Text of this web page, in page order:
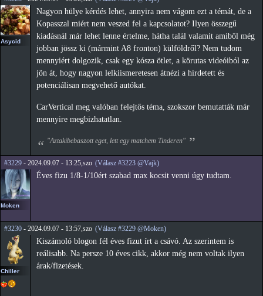
Asycid
Nagyon hülye kérdés lehet, annyira nem vágom ezt a témát, de a
Kopasszal miért nem veszed fel a kapcsolatot? Ilyen összegű
kiadásnál már lehet lenne értelme, hátha talál valamit amiből még
jobban jössz ki (mármint A8 fronton) külföldről? Nem tudom
mennyiért dolgozik, csak egy kósza ötlet, a körutas videóiból az
jön át, hogy nagyon lelkiismeretesen átnézi a hirdetett és
potenciálisan megvehető autókat.
CarVertical meg valóban felejtős téma, szokszor bemutatták már
mennyire megbizhatatlan.
"Aztakibebaszott eget, lett egy matchem Tinderen"
#3229 - 2024.09.07 - 13:25,szo (Válasz #3223 @Vajk)
Moken
Éves fizu 1/8-1/10ért szabad max kocsit venni úgy tudtam.
#3230 - 2024.09.07 - 13:57,szo (Válasz #3229 @Moken)
Chiller
Kiszámoló blogon fél éves fizut írt a csávó. Az szerintem is
reálisabb. Na persze 10 éves cikk, akkor még nem voltak ilyen
árak/fizetések.